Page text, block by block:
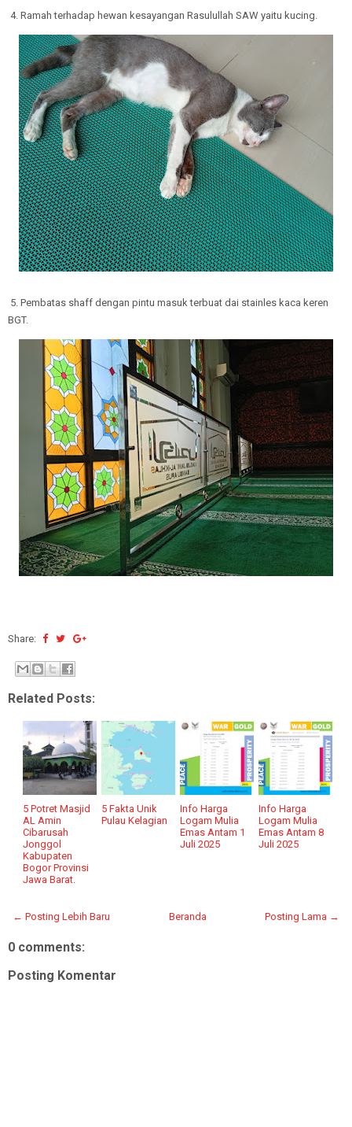
4. Ramah terhadap hewan kesayangan Rasulullah SAW yaitu kucing.
5. Pembatas shaff dengan pintu masuk terbuat dai stainles kaca keren
BGT.
Share:
Related Posts:
5 Potret Masjid
AL Amin
Cibarusah
Jonggol
Kabupaten
Bogor Provinsi
Jawa Barat.
5 Fakta Unik
Pulau Kelagian
Info Harga
Logam Mulia
Emas Antam 1
Juli 2025
Info Harga
Logam Mulia
Emas Antam 8
Juli 2025
← Posting Lebih Baru Posting Lama →
Beranda
0 comments:
Posting Komentar